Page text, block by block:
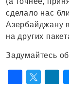
сделало нас
Азербайджану
на других
Задумайтесь